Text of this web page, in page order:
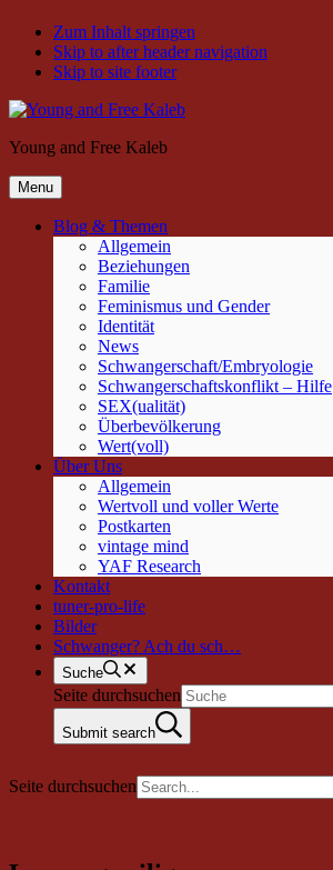
Zum Inhalt springen
Skip to after header navigation
Skip to site footer
Young and Free Kaleb
Menu
Blog & Themen
Allgemein
Beziehungen
Familie
Feminismus und Gender
Identität
News
Schwangerschaft/Embryologie
Schwangerschaftskonflikt – Hilfe
SEX(ualität)
Überbevölkerung
Wert(voll)
Über Uns
Allgemein
Wertvoll und voller Werte
Postkarten
vintage mind
YAF Research
Kontakt
tuner-pro-life
Bilder
Schwanger? Ach du sch…
Suche
Seite durchsuchen
Submit search
Seite durchsuchen